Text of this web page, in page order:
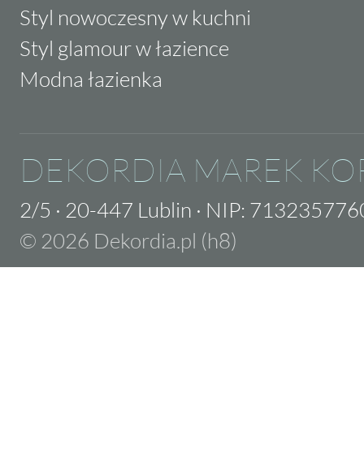
Styl nowoczesny w kuchni
Styl glamour w łazience
Modna łazienka
DEKORDIA MAREK
2/5 · 20-447 Lublin · NIP:
© 2026 Dekordia.pl (h8)